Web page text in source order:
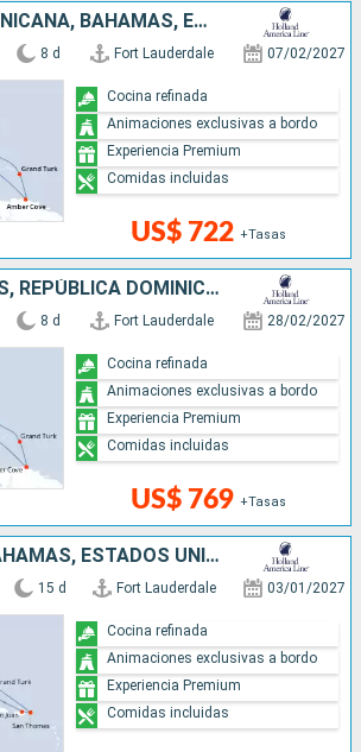
REPÚBLICA DOMINICANA, BAHAMAS, ESTADOS UNIDOS
8 d Fort Lauderdale 07/02/2027
US$ 722 +Tasas
Cocina refinada
Animaciones exclusivas a bordo
Experiencia Premium
Comidas incluidas
ESTADOS UNIDOS, REPÚBLICA DOMINICANA, BAHAMAS
8 d Fort Lauderdale 28/02/2027
US$ 769 +Tasas
Cocina refinada
Animaciones exclusivas a bordo
Experiencia Premium
Comidas incluidas
PUERTO RICO, BAHAMAS, ESTADOS UNIDOS, JAMAICA, ISLAS CAIMÁN, MÉXICO
15 d Fort Lauderdale 03/01/2027
Cocina refinada
Animaciones exclusivas a bordo
Experiencia Premium
Comidas incluidas